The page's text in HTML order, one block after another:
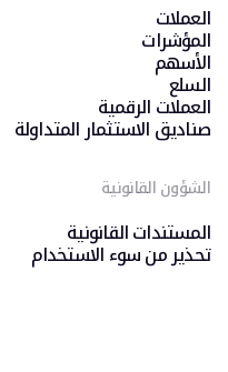
العملات
المؤشرات
الأسهم
السلع
العملات الرقمية
صناديق الاستثمار المتداولة
الشؤون القانونية
المستندات القانونية
تحذير من سوء الاستخدام